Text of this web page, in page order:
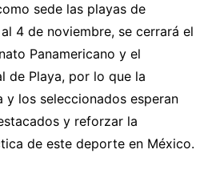
sede las playas de
4 de noviembre, se cerrará el
Panamericano y el
de Playa, por lo que la
y los seleccionados esperan
y reforzar la
de este deporte en México.